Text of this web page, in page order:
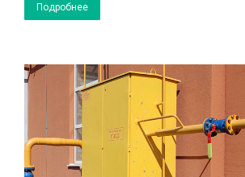
Подробнее